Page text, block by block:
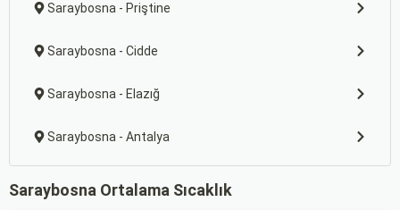
Saraybosna - Priştine
Saraybosna - Cidde
Saraybosna - Elazığ
Saraybosna - Antalya
Saraybosna Ortalama Sıcaklık